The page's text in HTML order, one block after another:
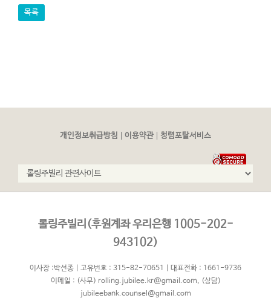
목록
개인정보취급방침 | 이용약관 | 청렴포탈서비스
롤링주빌리(후원계좌 우리은행 1005-202-
943102)
이사장 :박선종 | 고유번호 : 315-82-70651 | 대표전화 : 1661-9736
이메일 : (사무) rolling.jubilee.kr@gmail.com, (상담)
jubileebank.counsel@gmail.com